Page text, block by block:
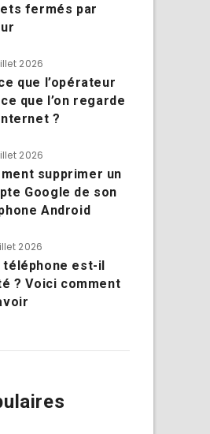
fermés par
2026
que l’opérateur
que l’on regarde
?
2026
supprimer un
Google de son
Android
2026
téléphone est-il
? Voici comment